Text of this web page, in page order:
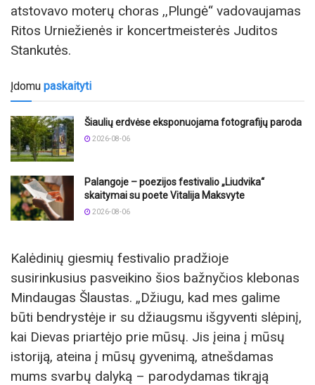
atstovavo moterų choras ,,Plungė“ vadovaujamas
Ritos Urniežienės ir koncertmeisterės Juditos
Stankutės.
Įdomu paskaityti
Šiaulių erdvėse eksponuojama fotografijų paroda
2026-08-06
Palangoje – poezijos festivalio „Liudvika“
skaitymai su poete Vitalija Maksvyte
2026-08-06
Kalėdinių giesmių festivalio pradžioje
susirinkusius pasveikino šios bažnyčios klebonas
Mindaugas Šlaustas. „Džiugu, kad mes galime
būti bendrystėje ir su džiaugsmu išgyventi slėpinį,
kai Dievas priartėjo prie mūsų. Jis įeina į mūsų
istoriją, ateina į mūsų gyvenimą, atnešdamas
mums svarbų dalyką – parodydamas tikrąją